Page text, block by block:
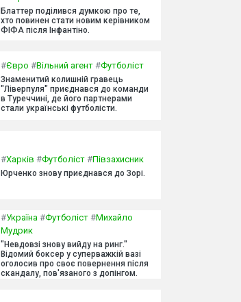
Блаттер поділився думкою про те,
хто повинен стати новим керівником
ФІФА після Інфантіно.
#Євро #Вільний агент #Футболіст
Знаменитий колишній гравець
"Ліверпуля" приєднався до команди
в Туреччині, де його партнерами
стали українські футболісти.
#Харків #Футболіст #Півзахисник
Юрченко знову приєднався до Зорі.
#Україна #Футболіст #Михайло
Мудрик
"Невдовзі знову вийду на ринг."
Відомий боксер у суперважкій вазі
оголосив про своє повернення після
скандалу, пов'язаного з допінгом.